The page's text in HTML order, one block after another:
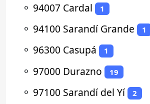
⚬ 94007 Cardal 1
⚬ 94100 Sarandí Grande 1
⚬ 96300 Casupá 1
⚬ 97000 Durazno 19
⚬ 97100 Sarandí del Yí 2